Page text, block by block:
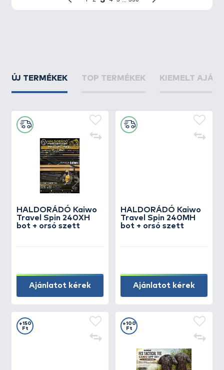
ÚJ TERMÉKEK TOP TERMÉKEK KIEMELT
HALDORÁDÓ Kaiwo
Travel Spin 240XH
bot + orsó szett
Ajánlatot kérek
HALDORÁDÓ Kaiwo
Travel Spin 240MH
bot + orsó szett
Ajánlatot kérek
+150
Ft
+100
Ft